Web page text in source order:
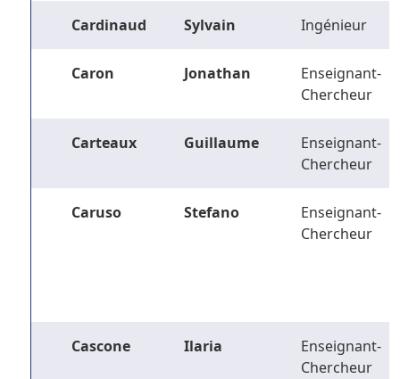
Cardinaud Sylvain Ingénieur
Caron Jonathan
Enseignant-
Chercheur
Carteaux Guillaume
Enseignant-
Chercheur
Caruso Stefano
Enseignant-
Chercheur
Cascone Ilaria
Enseignant-
Chercheur